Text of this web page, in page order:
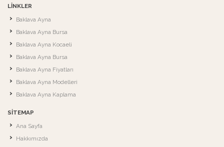
LINKLER
Baklava Ayna
Baklava Ayna Bursa
Baklava Ayna Kocaeli
Baklava Ayna Bursa
Baklava Ayna Fiyatları
Baklava Ayna Modelleri
Baklava Ayna Kaplama
SITEMAP
Ana Sayfa
Hakkımızda